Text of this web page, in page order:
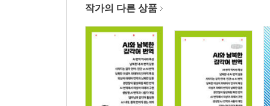
작가의 다른 상품